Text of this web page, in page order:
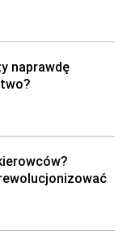
naprawdę